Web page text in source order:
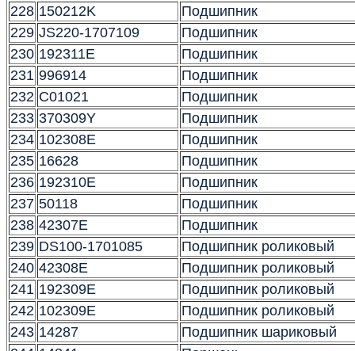
228 150212K
Подшипник
229 JS220-1707109
Подшипник
230 192311E
Подшипник
231 996914
Подшипник
232 C01021
Подшипник
233 370309Y
Подшипник
234 102308E
Подшипник
235 16628
Подшипник
236 192310E
Подшипник
237 50118
Подшипник
238 42307E
Подшипник
239 DS100-1701085
Подшипник роликовый
240 42308E
Подшипник роликовый
241 192309E
Подшипник роликовый
242 102309E
Подшипник роликовый
243 14287
Подшипник шариковый